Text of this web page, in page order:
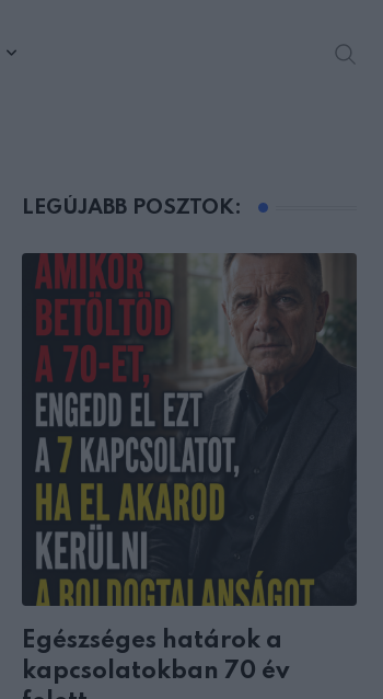
LEGÚJABB POSZTOK:
Egészséges határok a
kapcsolatokban 70 év